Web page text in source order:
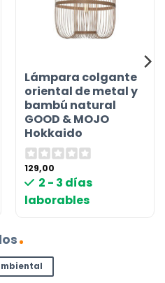
Lámpara colgante
oriental de metal y
bambú natural
GOOD & MOJO
Hokkaido
129,00
2 - 3 días
laborables